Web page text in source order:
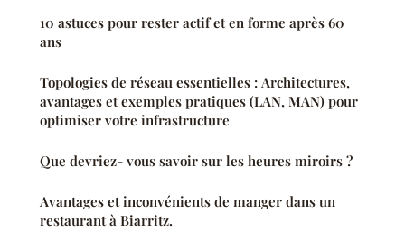
10 astuces pour rester actif et en forme après 60
ans
Topologies de réseau essentielles : Architectures,
avantages et exemples pratiques (LAN, MAN) pour
optimiser votre infrastructure
Que devriez- vous savoir sur les heures miroirs ?
Avantages et inconvénients de manger dans un
restaurant à Biarritz.